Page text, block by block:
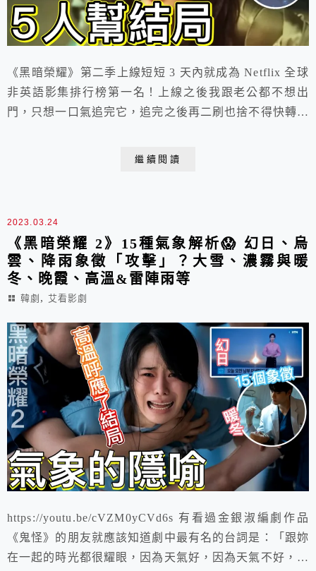
《黑暗榮耀》第二季上線短短 3 天內就成為 Netflix 全球
非英語影集排行榜第一名！上線之後我跟老公都不想出
門，只想一口氣追完它，追完之後再二刷也捨不得快轉，
繼續閱讀
2023.03.24
《黑暗榮耀 2》15種氣象解析😱 幻日、烏
雲、降雨象徵「攻擊」？大雪、濃霧與暖
冬、晚霞、高溫&雷陣雨等
韓劇 , 艾看影劇
https://youtu.be/cVZM0yCVd6s 有看過金銀淑編劇作品
《鬼怪》的朋友就應該知道劇中最有名的台詞是：「跟妳
在一起的時光都很耀眼，因為天氣好，因為天氣不好，因